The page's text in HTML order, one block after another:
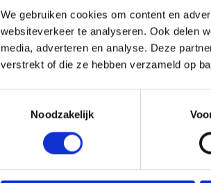
We gebruiken cookies om content en
websiteverkeer te analyseren. Ook delen
media, adverteren en analyse. Deze
verstrekt of die ze hebben verzameld op
Noodzakelijk
Open
afbeelding